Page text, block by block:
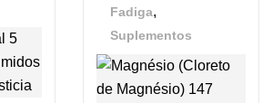
Fadiga,
Suplementos